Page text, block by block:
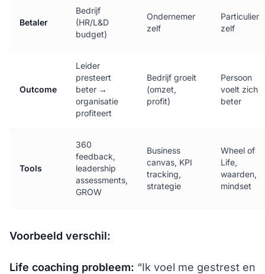
Betaler
Bedrijf
(HR/L&D
budget)
Ondernemer
zelf
Particulier
zelf
Outcome
Leider
presteert
beter →
organisatie
profiteert
Bedrijf groeit
(omzet,
profit)
Persoon
voelt zich
beter
Tools
360
feedback,
leadership
assessments,
GROW
Business
canvas, KPI
tracking,
strategie
Wheel of
Life,
waarden,
mindset
Voorbeeld verschil:
Life coaching probleem: “Ik voel me gestrest en